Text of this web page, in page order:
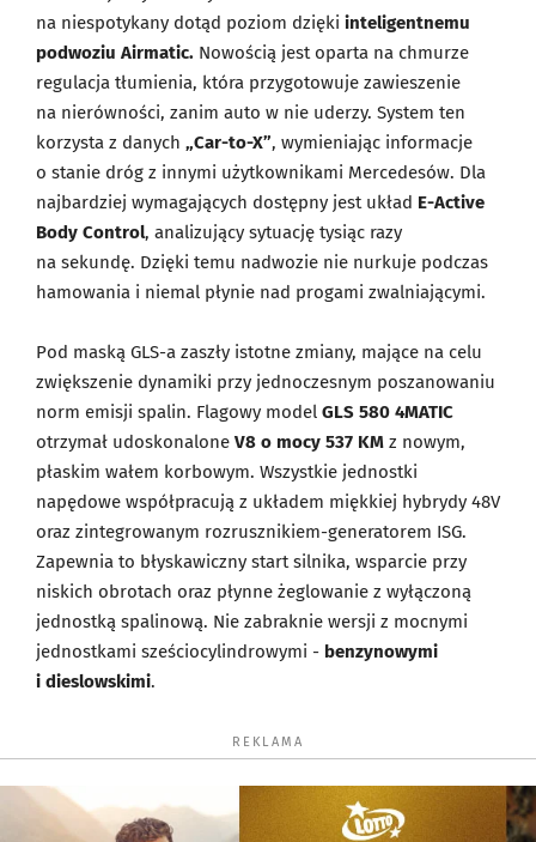
na niespotykany dotąd poziom dzięki inteligentnemu
podwoziu Airmatic. Nowością jest oparta na chmurze
regulacja tłumienia, która przygotowuje zawieszenie
na nierówności, zanim auto w nie uderzy. System ten
korzysta z danych „Car-to-X”, wymieniając informacje
o stanie dróg z innymi użytkownikami Mercedesów. Dla
najbardziej wymagających dostępny jest układ E-Active
Body Control, analizujący sytuację tysiąc razy
na sekundę. Dzięki temu nadwozie nie nurkuje podczas
hamowania i niemal płynie nad progami zwalniającymi.
Pod maską GLS-a zaszły istotne zmiany, mające na celu
zwiększenie dynamiki przy jednoczesnym poszanowaniu
norm emisji spalin. Flagowy model GLS 580 4MATIC
otrzymał udoskonalone V8 o mocy 537 KM z nowym,
płaskim wałem korbowym. Wszystkie jednostki
napędowe współpracują z układem miękkiej hybrydy 48V
oraz zintegrowanym rozrusznikiem-generatorem ISG.
Zapewnia to błyskawiczny start silnika, wsparcie przy
niskich obrotach oraz płynne żeglowanie z wyłączoną
jednostką spalinową. Nie zabraknie wersji z mocnymi
jednostkami sześciocylindrowymi - benzynowymi
i dieslowskimi.
REKLAMA